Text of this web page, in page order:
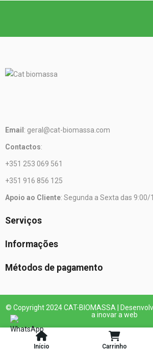
Início Carrinho
Email : geral@cat-biomassa.com
Contactos:
+351 253 069 561
+351 916 856 125
Apoio ao Cliente: Segunda a Sexta das
Serviços
Informações
Métodos de pagamento
© Copyright 2024 CAT-BIOMASSA |
a inovar a web